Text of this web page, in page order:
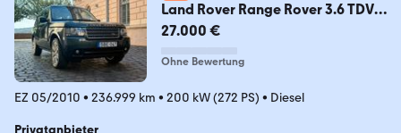
Land Rover Range Rover 3.6 TDV8
Vogue Vogue
27.000 €
Ohne Bewertung
EZ 05/2010 • 236.999 km • 200 kW (272 PS) • Diesel